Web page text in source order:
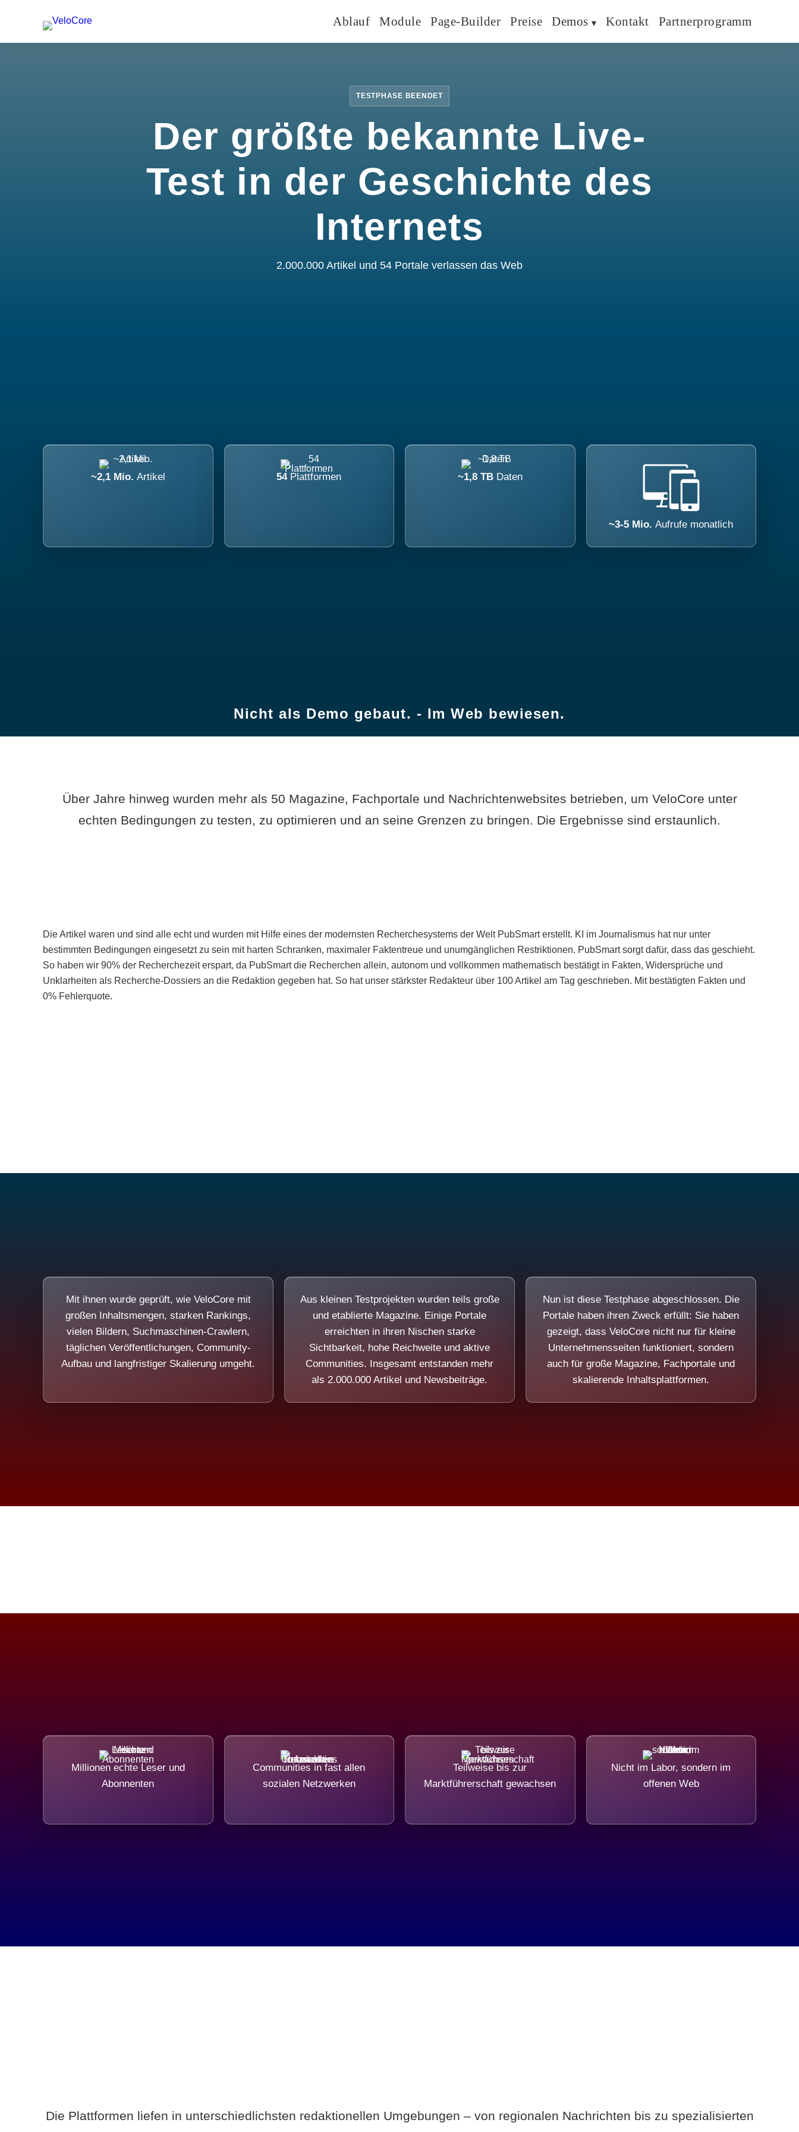
Ablauf Module Page-Builder Preise Demos Kontakt Partnerprogramm
TESTPHASE BEENDET
Der größte bekannte Live-
Test in der Geschichte des
Internets
2.000.000 Artikel und 54 Portale verlassen das Web
~2,1 Mio. Artikel 54 Plattformen ~1,8 TB Daten
~3-5 Mio.Aufrufe monatlich
Nicht als Demo gebaut. - Im Web bewiesen.
Über Jahre hinweg wurden mehr als 50 Magazine, Fachportale und Nachrichtenwebsites betrieben, um VeloCore unter
echten Bedingungen zu testen, zu optimieren und an seine Grenzen zu bringen. Die Ergebnisse sind erstaunlich.
Die Artikel waren und sind alle echt und wurden mit Hilfe eines der modernsten Recherchesystems der Welt PubSmart erstellt. KI im Journalismus hat nur unter
bestimmten Bedingungen eingesetzt zu sein mit harten Schranken, maximaler Faktentreue und unumgänglichen Restriktionen. PubSmart sorgt dafür, dass das geschieht.
So haben wir 90% der Recherchezeit erspart, da PubSmart die Recherchen allein, autonom und vollkommen mathematisch bestätigt in Fakten, Widersprüche und
Unklarheiten als Recherche-Dossiers an die Redaktion gegeben hat. So hat unser stärkster Redakteur über 100 Artikel am Tag geschrieben. Mit bestätigten Fakten und
0% Fehlerquote.
Mit ihnen wurde geprüft, wie VeloCore mit
großen Inhaltsmengen, starken Rankings,
vielen Bildern, Suchmaschinen-Crawlern,
täglichen Veröffentlichungen, Community-
Aufbau und langfristiger Skalierung umgeht.
Aus kleinen Testprojekten wurden teils große
und etablierte Magazine. Einige Portale
erreichten in ihren Nischen starke
Sichtbarkeit, hohe Reichweite und aktive
Communities. Insgesamt entstanden mehr
als 2.000.000 Artikel und Newsbeiträge.
Nun ist diese Testphase abgeschlossen. Die
Portale haben ihren Zweck erfüllt: Sie haben
gezeigt, dass VeloCore nicht nur für kleine
Unternehmensseiten funktioniert, sondern
auch für große Magazine, Fachportale und
skalierende Inhaltsplattformen.
Millionen echte Leser und
Abonnenten
Communities in fast allen
sozialen Netzwerken
Teilweise bis zur
Marktführerschaft gewachsen
Nicht im Labor, sondern im
offenen Web
Die Plattformen liefen in unterschiedlichsten redaktionellen Umgebungen – von regionalen Nachrichten bis zu spezialisierten